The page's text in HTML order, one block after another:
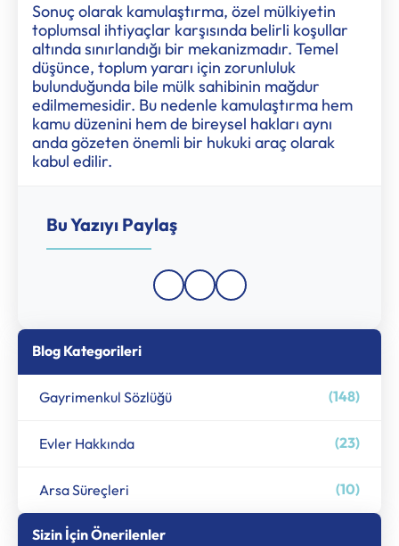
Sonuç olarak kamulaştırma, özel mülkiyetin
toplumsal ihtiyaçlar karşısında belirli koşullar
altında sınırlandığı bir mekanizmadır. Temel
düşünce, toplum yararı için zorunluluk
bulunduğunda bile mülk sahibinin mağdur
edilmemesidir. Bu nedenle kamulaştırma hem
kamu düzenini hem de bireysel hakları aynı
anda gözeten önemli bir hukuki araç olarak
kabul edilir.
Bu Yazıyı Paylaş
Blog Kategorileri
Gayrimenkul Sözlüğü (148)
Evler Hakkında (23)
Arsa Süreçleri (10)
Sizin İçin Önerilenler